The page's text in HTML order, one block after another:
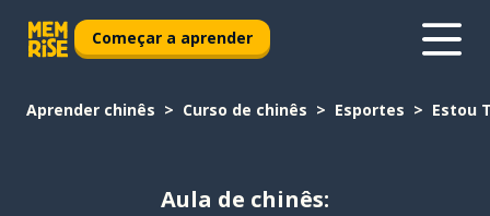
Começar a aprender
Aprender chinês Curso de chinês Esportes Estou
Aula de chinês: